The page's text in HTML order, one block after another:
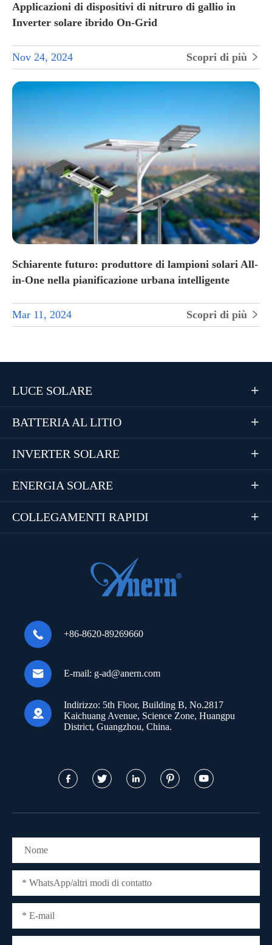
Applicazioni di dispositivi di nitruro di gallio in
Inverter solare ibrido On-Grid
Nov 24, 2024 Scopri di più 
Schiarente futuro: produttore di lampioni solari All-
in-One nella pianificazione urbana intelligente
Mar 11, 2024 Scopri di più 
LUCE SOLARE 
BATTERIA AL LITIO 
INVERTER SOLARE 
ENERGIA SOLARE 
COLLEGAMENTI RAPIDI 
 +86-8620-89269660
 E-mail: g-ad@anern.com

Indirizzo: 5th Floor, Building B, No.2817
Kaichuang Avenue, Science Zone, Huangpu
District, Guangzhou, China.
    